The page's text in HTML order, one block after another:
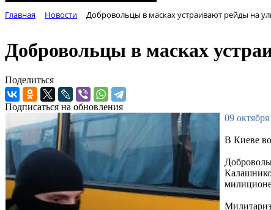
Главная Новости Добровольцы в масках устраивают рейды на
Добровольцы в масках
Поделиться
Подписаться на обновления
09
В Киеве